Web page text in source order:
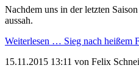
Nachdem uns in der letzten
aussah.
Weiterlesen … Sieg nach heißem
15.11.2015 13:11 von Felix